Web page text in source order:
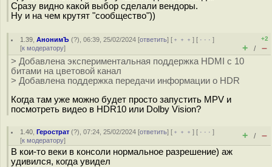
Сразу видно какой выбор сделали вендоры.
Ну и на чем крутят "сообщество"))
1.39 ,АнонимЪ (?), 06:39, 25/02/2024 [ответить] [ ﹢﹢﹢] [ · · ·]
[к модератору]
+2
+ / –
> Добавлена экспериментальная поддержка HDMI с 10
битами на цветовой канал
> Добавлена поддержка передачи информации о HDR
Когда там уже можно будет просто запустить MPV и
посмотреть видео в HDR10 или Dolby Vision?
1.40 ,Герострат (?), 07:24, 25/02/2024 [ответить] [ ﹢﹢﹢] [ · · ·]
[к модератору] + / –
В кои-то веки в консоли нормальное разрешение) аж
удивился, когда увидел